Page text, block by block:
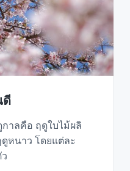
ดี
าลคือ ฤดูใบไม้ผลิ
หนาว โดยแต่ละ